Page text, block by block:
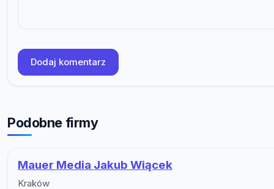
Dodaj komentarz
Podobne firmy
Mauer Media Jakub Wiącek
Kraków